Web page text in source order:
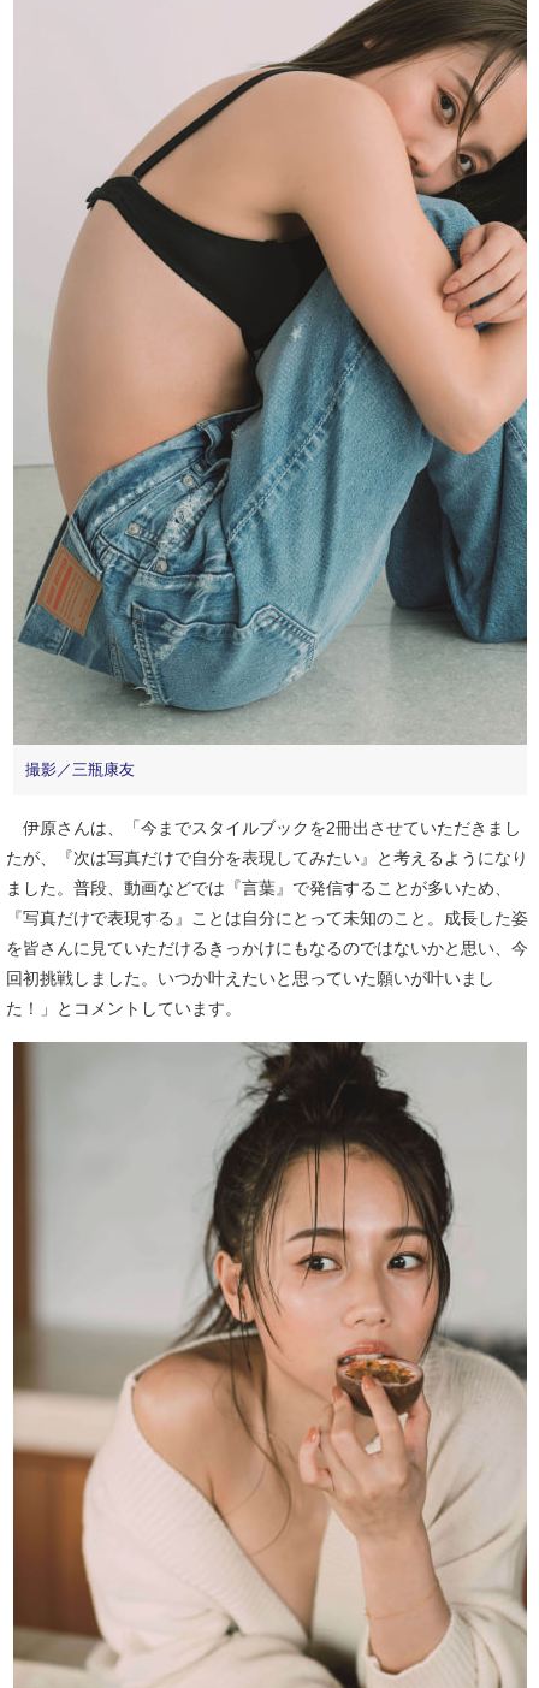
撮影／三瓶康友
伊原さんは、「今までスタイルブックを2冊出させていただきまし
たが、『次は写真だけで自分を表現してみたい』と考えるようになり
ました。普段、動画などでは『言葉』で発信することが多いため、
『写真だけで表現する』ことは自分にとって未知のこと。成長した姿
を皆さんに見ていただけるきっかけにもなるのではないかと思い、今
回初挑戦しました。いつか叶えたいと思っていた願いが叶いまし
た！」とコメントしています。